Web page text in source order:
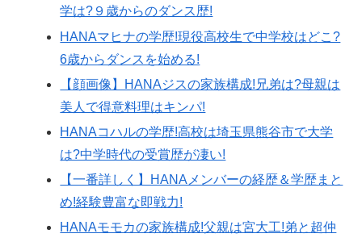
学は?９歳からのダンス歴!
HANAマヒナの学歴!現役高校生で中学校はどこ?
6歳からダンスを始める!
【顔画像】HANAジスの家族構成!兄弟は?母親は
美人で得意料理はキンパ!
HANAコハルの学歴!高校は埼玉県熊谷市で大学
は?中学時代の受賞歴が凄い!
【一番詳しく】HANAメンバーの経歴＆学歴まと
め!経験豊富な即戦力!
HANAモモカの家族構成!父親は宮大工!弟と超仲